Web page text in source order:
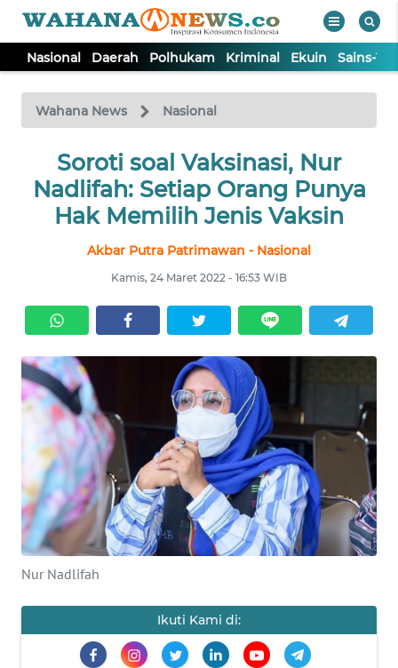
Nasional Daerah Polhukam Kriminal Ekuin Sains-
Wahana News Nasional
Soroti soal Vaksinasi, Nur
Nadlifah: Setiap Orang Punya
Hak Memilih Jenis Vaksin
Akbar Putra Patrimawan - Nasional
Kamis, 24 Maret 2022 - 16:53 WIB
Nur Nadlifah
Ikuti Kami di:
TV
Tutup
NASIONAL
DAERAH
POLHUKAM
KRIMINAL
EKUIN
SAINS-TEKNO
KESEHATAN
INTERNASIONAL
SERBA-SERBI
PENDIDIKAN
OLAHRAGA